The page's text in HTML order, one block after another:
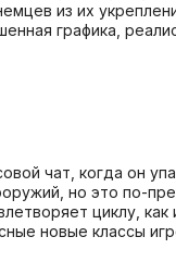
из их
графика,
чат, когда он
но это по-
циклу,
новые классы